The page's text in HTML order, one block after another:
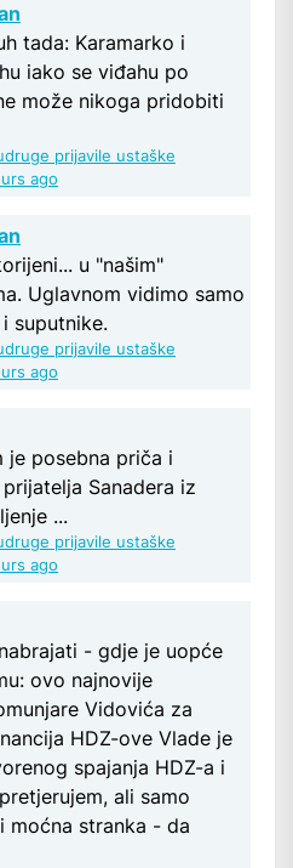
tada: Karamarko i
iako se viđahu po
može nikoga pridobiti
prijavile ustaške
ago
u "našim"
Uglavnom vidimo samo
suputnike.
prijavile ustaške
ago
je posebna priča i
Sanadera iz
...
prijavile ustaške
ago
- gdje je uopće
ovo najnovije
Vidovića za
HDZ-ove Vlade je
spajanja HDZ-a i
ali samo
moćna stranka - da